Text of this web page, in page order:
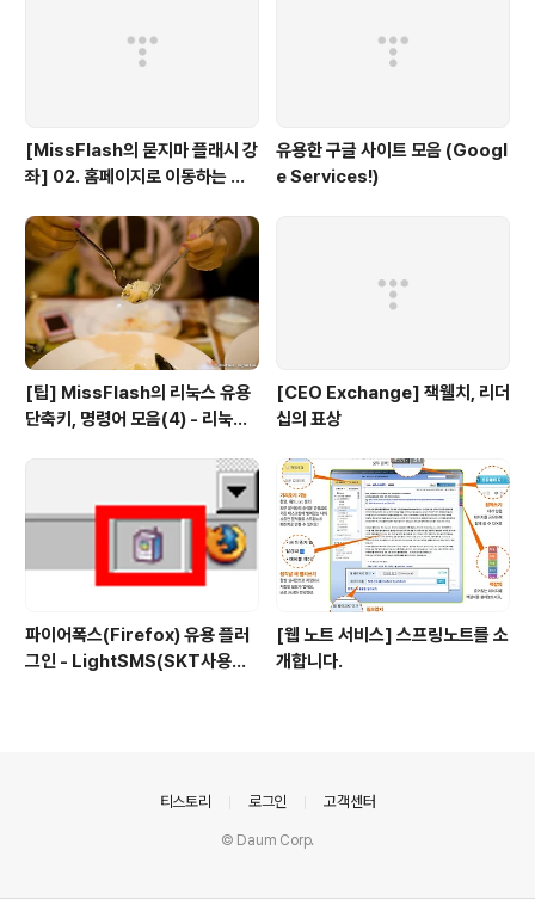
[MissFlash의 묻지마 플래시 강
좌] 02. 홈페이지로 이동하는 버
유용한 구글 사이트 모음 (Googl
e Services!)
[팁] MissFlash의 리눅스 유용
단축키, 명령어 모음(4) - 리눅스
[CEO Exchange] 잭웰치, 리더
십의 표상
파이어폭스(Firefox) 유용 플러
그인 - LightSMS(SKT사용자
[웹 노트 서비스] 스프링노트를 소
개합니다.
티스토리 로그인 고객센터
© Daum Corp.